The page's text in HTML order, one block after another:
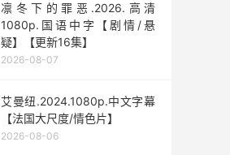
凛冬下的罪恶.2026.高清
1080p.国语中字【剧情/悬
疑】【更新16集】
2026-08-07
艾曼纽.2024.1080p.中文字幕
【法国大尺度/情色片】
2026-08-06